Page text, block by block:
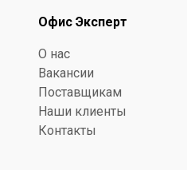
Офис Эксперт
О нас
Вакансии
Поставщикам
Наши клиенты
Контакты